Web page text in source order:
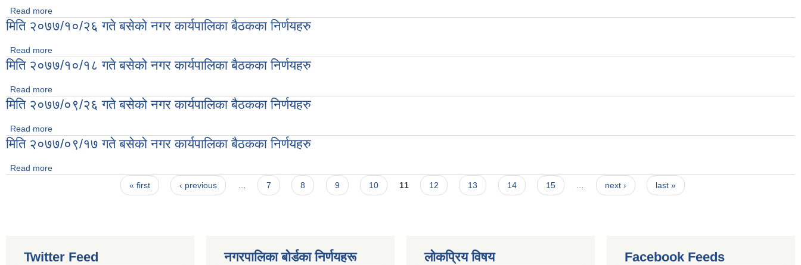
Read more
मिति २०७७/१०/२६ गते बसेको नगर कार्यपालिका बैठकका निर्णयहरु
Read more
मिति २०७७/१०/१८ गते बसेको नगर कार्यपालिका बैठकका निर्णयहरु
Read more
मिति २०७७/०९/२६ गते बसेको नगर कार्यपालिका बैठकका निर्णयहरु
Read more
मिति २०७७/०९/१७ गते बसेको नगर कार्यपालिका बैठकका निर्णयहरु
Read more
« first ‹ previous 7 8 9 10 11 12 13 14 15 next › last »
Twitter Feed नगरपालिका बाेर्डका निर्णयहरू लोकप्रिय विषय Facebook Feeds